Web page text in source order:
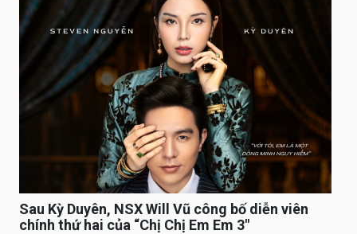
Sau Kỳ Duyên, NSX Will Vũ công bố diễn viên
chính thứ hai của “Chị Chị Em Em 3″